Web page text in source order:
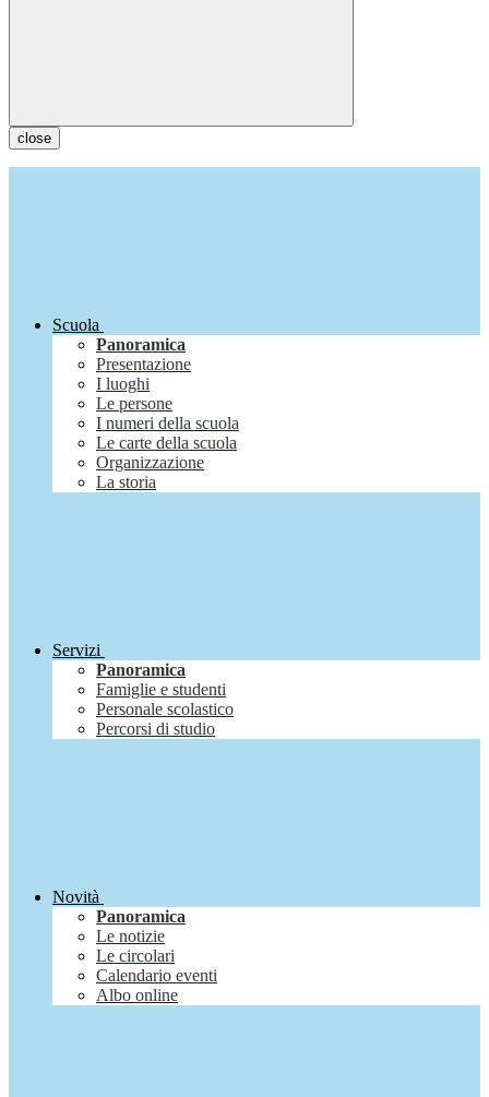
close
Scuola
Panoramica
Presentazione
I luoghi
Le persone
I numeri della scuola
Le carte della scuola
Organizzazione
La storia
Servizi
Panoramica
Famiglie e studenti
Personale scolastico
Percorsi di studio
Novità
Panoramica
Le notizie
Le circolari
Calendario eventi
Albo online